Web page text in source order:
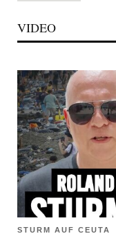
VIDEO
STURM AUF CEUTA